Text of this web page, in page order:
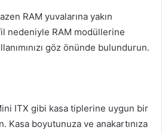
RAM yuvalarına yakın
nedeniyle RAM modüllerine
göz önünde bulundurun.
ITX gibi kasa tiplerine uygun bir
Kasa boyutunuza ve anakartınıza